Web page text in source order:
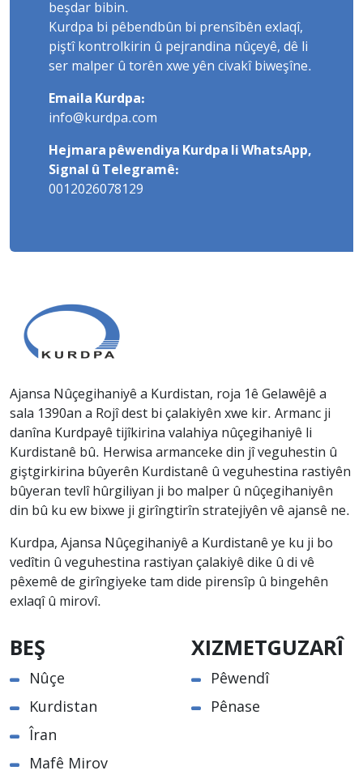
beşdar bibin.
Kurdpa bi pêbendbûn bi prensîbên exlaqî,
piştî kontrolkirin û pejrandina nûçeyê, dê li
ser malper û torên xwe yên civakî biweşîne.
Emaila Kurdpa:
info@kurdpa.com
Hejmara pêwendiya Kurdpa li WhatsApp,
Signal û Telegramê:
0012026078129
Ajansa Nûçegihaniyê a Kurdistan, roja 1ê Gelawêjê a
sala 1390an a Rojî dest bi çalakiyên xwe kir. Armanc ji
danîna Kurdpayê tijîkirina valahiya nûçegihaniyê li
Kurdistanê bû. Herwisa armanceke din jî veguhestin û
giştgirkirina bûyerên Kurdistanê û veguhestina rastiyên
bûyeran tevlî hûrgiliyan ji bo malper û nûçegihaniyên
din bû ku ew bixwe ji girîngtirîn stratejiyên vê ajansê ne.
Kurdpa, Ajansa Nûçegihaniyê a Kurdistanê ye ku ji bo
vedîtin û veguhestina rastiyan çalakiyê dike û di vê
pêxemê de girîngiyeke tam dide pirensîp û bingehên
exlaqî û mirovî.
BEŞ
Nûçe
Kurdistan
Îran
Mafê Mirov
XIZMETGUZARÎ
Pêwendî
Pênase